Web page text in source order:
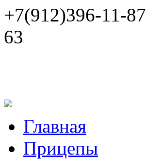
+7(912)396-11-87
63
Главная
Прицепы